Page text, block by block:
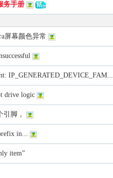
务手册
屏幕颜色异常
IP_GENERATED_DEVICE_FAM...
drive logic
引脚，
in...
item”